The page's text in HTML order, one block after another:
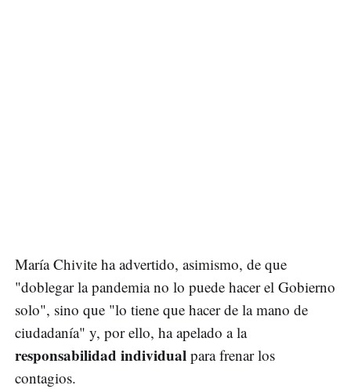
María Chivite ha advertido, asimismo, de que
"doblegar la pandemia no lo puede hacer el Gobierno
solo", sino que "lo tiene que hacer de la mano de
ciudadanía" y, por ello, ha apelado a la
responsabilidad individual para frenar los
contagios.